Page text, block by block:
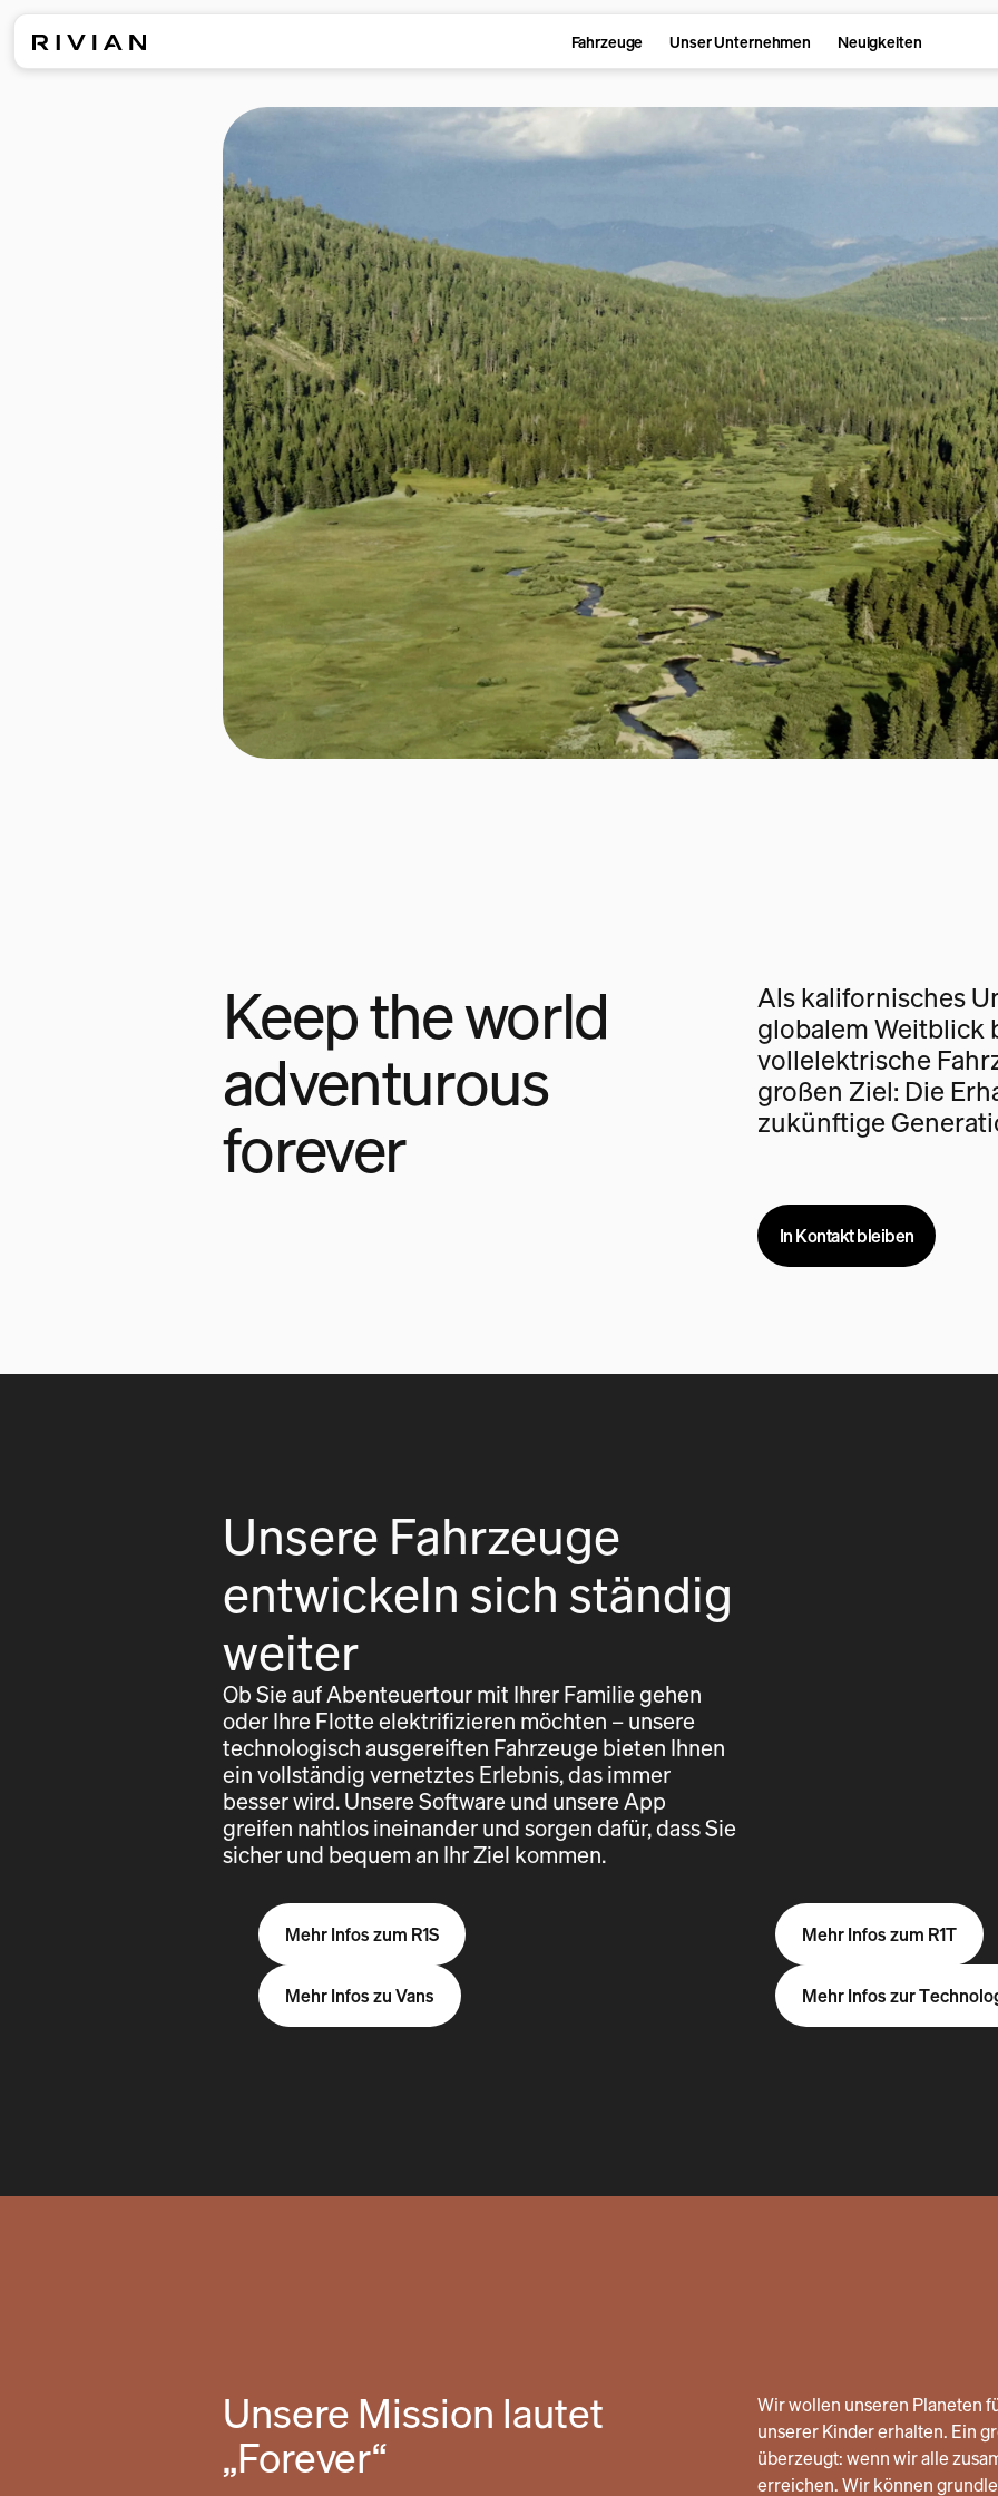
Fahrzeuge Unser Unternehmen Neuigkeiten
Keep the world
adventurous
forever
Als kalifornisches
globalem Weitblick
vollelektrische
großen Ziel: Die
zukünftige
In Kontakt bleiben
Unsere Fahrzeuge
entwickeln sich ständig
weiter
Ob Sie auf Abenteuertour mit Ihrer Familie gehen
oder Ihre Flotte elektrifizieren möchten – unsere
technologisch ausgereiften Fahrzeuge bieten Ihnen
ein vollständig vernetztes Erlebnis, das immer
besser wird. Unsere Software und unsere App
greifen nahtlos ineinander und sorgen dafür, dass Sie
sicher und bequem an Ihr Ziel kommen.
Mehr Infos zum R1S Mehr Infos zum R1T
Mehr Infos zu Vans Mehr Infos zur
Unsere Mission lautet
„Forever“
Wir wollen unseren Planeten
unserer Kinder erhalten. Ein
überzeugt: wenn wir alle
erreichen. Wir können